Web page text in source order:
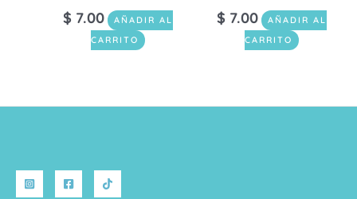
$ 7.00
AÑADIR AL
CARRITO
$ 7.00
AÑADIR AL
CARRITO